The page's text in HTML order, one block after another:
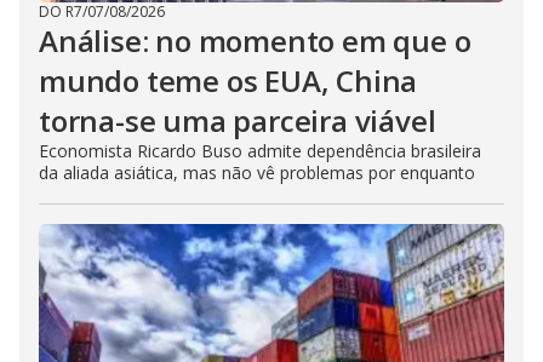
DO R7/07/08/2026
Análise: no momento em que o
mundo teme os EUA, China
torna-se uma parceira viável
Economista Ricardo Buso admite dependência brasileira
da aliada asiática, mas não vê problemas por enquanto